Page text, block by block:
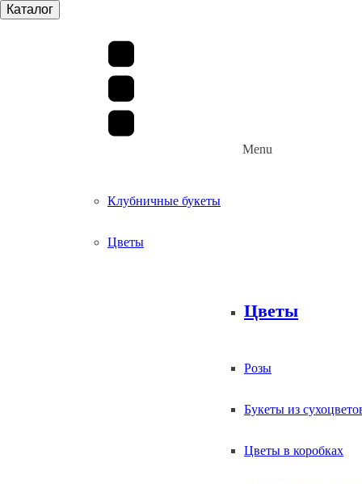
Каталог
Menu
Клубничные букеты
Цветы
Цветы
Розы
Букеты из
Цветы в коробках